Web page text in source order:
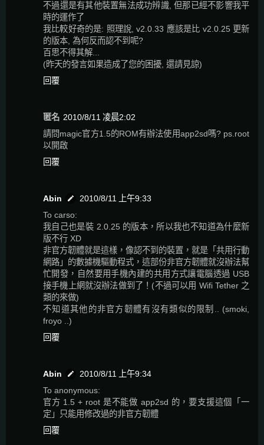
不過還是有其他裝置無法成功辨識, 但那已經不影響我平
時的運作了
我比較好奇的是: 照理說, v2.0.33 應該是比 v2.0.25 更新
的版本, 為何反而認不到呢?
百思不得其解...
(昨天的發言如果造成了您的困擾, 還請見諒)
回覆
匿名 2010/8/11 凌晨2:02
請問magic官方1.5的ROM有辦法使用app2sd嗎? ps.root
以開啟
回覆
Abin
2010/8/11 上午9:33
To carso:
我自己也是裝 2.0.25 的版本，所以我也不知道為什麼新
版不行 XD
非官方韌體就是這樣，像認不到的裝置，就是「共用行動
網路」的數據機驅動程式，這部份非官方韌體就沒辦法幫
忙開發，自然要用手機內建的共用方式讓電腦透過 USB
接手機上網就沒辦法做到了！(不過可以用 Wifi Tether 之
類的來做)
不知道其他的非官方韌體有沒有類似的限制.. (smoki,
froyo ..)
回覆
Abin
2010/8/11 上午9:34
To anonymous:
官方 1.5 + root 是不能做 app2sd 的，要支援這個「一
定」只能用修改過的非官方韌體
回覆